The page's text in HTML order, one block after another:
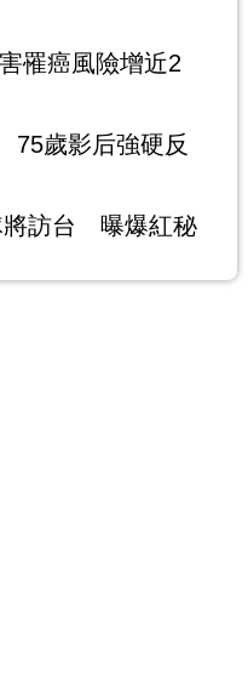
罹癌風險增近2
歲影后強硬反
將訪台 曝爆紅秘